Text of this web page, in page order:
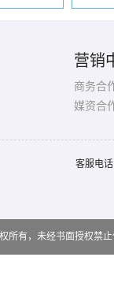
营销
商务合
媒资合
客服电
权所有，未经书面授权